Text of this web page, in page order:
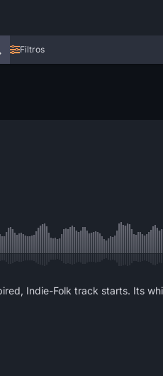
Filtros
Indie-Folk track starts. Its